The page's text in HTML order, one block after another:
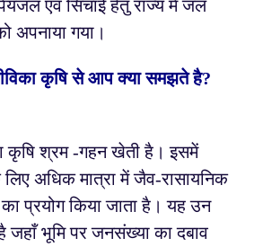
एवं सिंचाई हेतु राज्य में जल
अपनाया गया।
कृषि से आप क्या समझते है?
कृषि श्रम -गहन खेती है। इसमें
अधिक मात्रा में जैव-रासायनिक
प्रयोग किया जाता है। यह उन
जहाँ भूमि पर जनसंख्या का दबाव